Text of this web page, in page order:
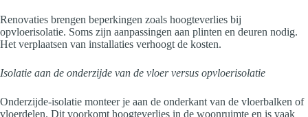
Renovaties brengen beperkingen zoals hoogteverlies bij
opvloerisolatie. Soms zijn aanpassingen aan plinten en deuren nodig.
Het verplaatsen van installaties verhoogt de kosten.
Isolatie aan de onderzijde van de vloer versus opvloerisolatie
Onderzijde-isolatie monteer je aan de onderkant van de vloerbalken of
vloerdelen. Dit voorkomt hoogteverlies in de woonruimte en is vaak